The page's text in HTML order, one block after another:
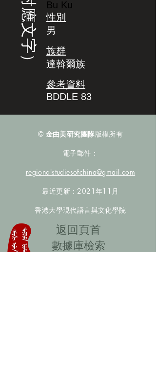
Bu Ku
性別
男
族群
達斡爾族
參考資料
BDDLE 83
© 金由美研究團隊版權所有
電子郵件：
regionalstudiesofchina@gmail.com
最近更新：2021年11月
香港大學現代語言與文化學院
​返回頁首
數據庫檢索